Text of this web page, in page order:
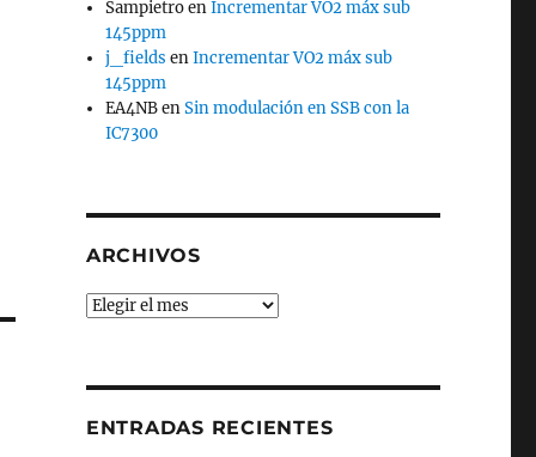
SampietroenIncrementar VO2 máx sub
145ppm
j_fields enIncrementar VO2 máx sub
145ppm
EA4NBenSin modulación en SSB con la
IC7300
ARCHIVOS
Archivos
ENTRADAS RECIENTES